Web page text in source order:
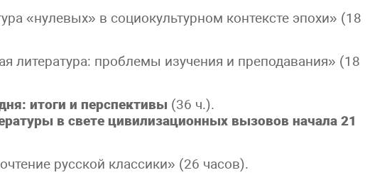
«нулевых» в социокультурном контексте эпохи» (18
литература: проблемы изучения и преподавания» (18
итоги и перспективы (36 ч.).
в свете цивилизационных вызовов начала 21
русской классики» (26 часов).